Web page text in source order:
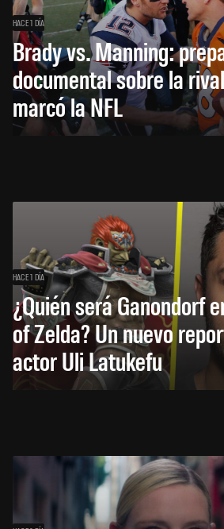
HACE 1 DÍA
Brady vs. Manning:
documental sobre la
marcó la NFL
HACE 1 DÍA
¿Quién será Ganondorf
of Zelda? Un nuevo
actor Uli Latukefu